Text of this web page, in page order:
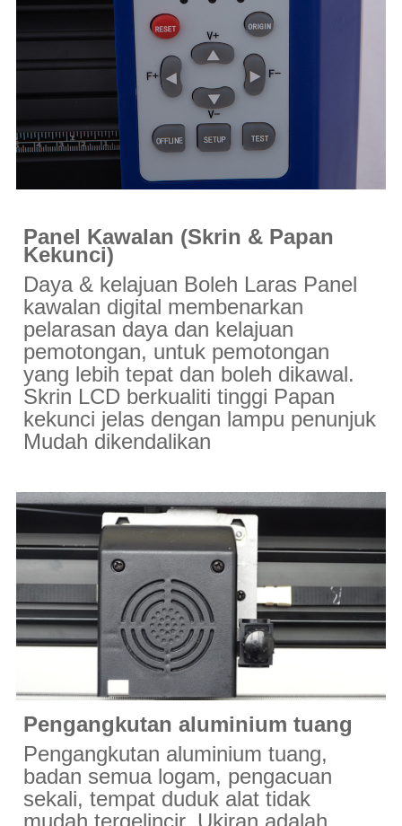
Panel Kawalan (Skrin & Papan
Kekunci)
Daya & kelajuan Boleh Laras Panel
kawalan digital membenarkan
pelarasan daya dan kelajuan
pemotongan, untuk pemotongan
yang lebih tepat dan boleh dikawal.
Skrin LCD berkualiti tinggi Papan
kekunci jelas dengan lampu penunjuk
Mudah dikendalikan
Pengangkutan aluminium tuang
Pengangkutan aluminium tuang,
badan semua logam, pengacuan
sekali, tempat duduk alat tidak
mudah tergelincir. Ukiran adalah